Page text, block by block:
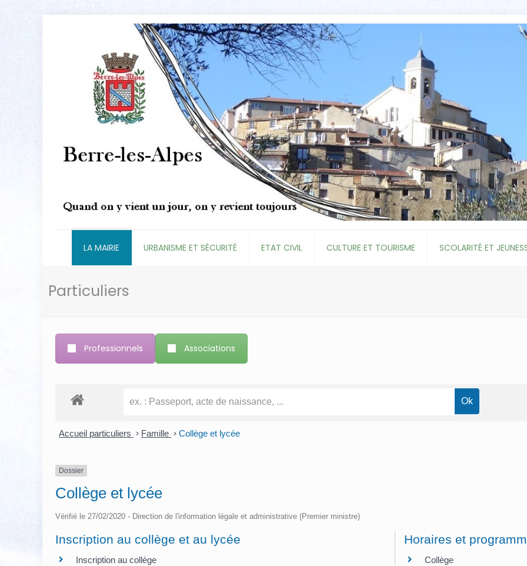
LA MAIRIE URBANISME ET SÉCURITÉ ETAT CIVIL CULTURE ET TOURISME SCOLARITÉ ET
Particuliers
Professionnels Associations
Accueil particuliers > Famille > Collège et lycée
Dossier
Collège et lycée
Vérifié le 27/02/2020 - Direction de l'information légale et administrative (Premier ministre)
Inscription au collège et au lycée
Inscription au collège
Horaires et
Collège